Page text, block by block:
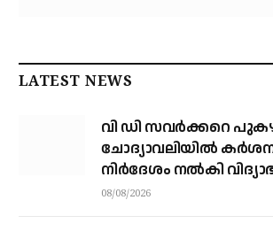
LATEST NEWS
വി ഡി സവര്‍ക്കറെ
ചോദ്യാവലിയില്‍ കര്‍ശന
നിര്‍ദേശം നല്‍കി
എന്‍ ഷംസുദ്ദീന്‍
08/08/2026